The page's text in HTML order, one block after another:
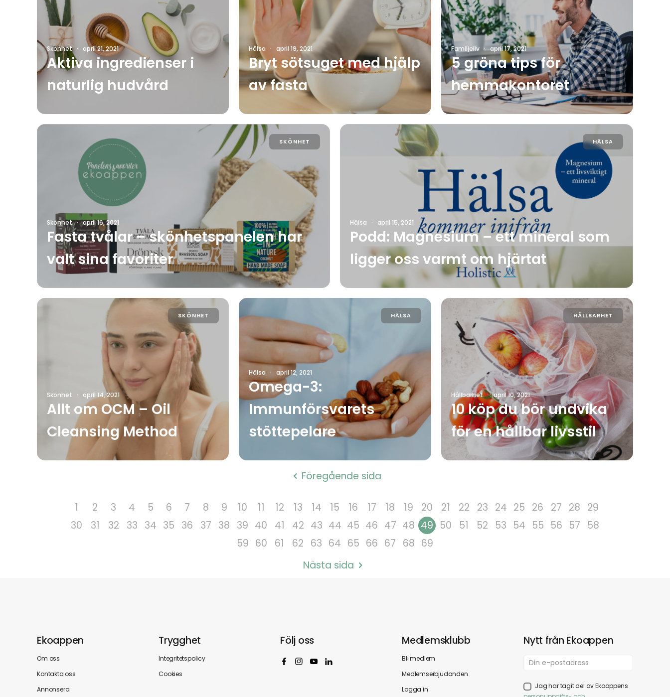
Skönhet · april 21, 2021
Aktiva ingredienser i
naturlig hudvård
Hälsa · april 19, 2021
Bryt sötsuget med hjälp
av fasta
Familjeliv · april 17, 2021
5 gröna tips för
hemmakontoret
SKÖNHET
Skönhet · april 16, 2021
Fasta tvålar – skönhetspanelen har
valt sina favoriter
HÄLSA
Hälsa · april 15, 2021
Podd: Magnesium – ett mineral som
ligger oss varmt om hjärtat
SKÖNHET
Skönhet · april 14, 2021
Allt om OCM – Oil
Cleansing Method
HÄLSA
Hälsa · april 12, 2021
Omega-3:
Immunförsvarets
stöttepelare
HÅLLBARHET
Hållbarhet · april 10, 2021
10 köp du bör undvika
för en hållbar livsstil
Föregående sida
1 2 3 4 5 6 7 8 9 10 11 12 13 14 15 16 17 18 19 20 21 22 23 24 25 26 27 28 29
30
31 32 33 34 35 36 37 38 39 40 41 42 43 44 45 46 47 48 49 50 51 52 53 54 55 56 57
58
59 60 61 62 63 64 65 66 67 68 69
Nästa sida
Ekoappen
Om oss
Kontakta oss
Annonsera
Trygghet
Integritetspolicy
Cookies
Följ oss Medlemsklubb
Bli medlem
Medlemserbjudanden
Logga in
Nytt från Ekoappen
Jag har tagit del av Ekoappens